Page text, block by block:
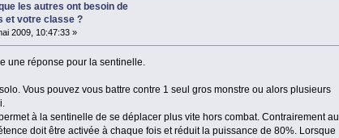
les autres ont besoin de
et votre classe ?
2009, 10:47:33 »
une réponse pour la sentinelle.
Vous pouvez vous battre contre 1 seul gros monstre ou alors plusieurs
à la sentinelle de se déplacer plus vite hors combat. Contrairement au
doit être activée à chaque fois et réduit la puissance de 80%. Lorsque